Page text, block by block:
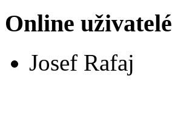
Online uživatelé
Josef Rafaj